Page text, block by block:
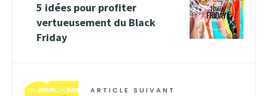
5 idées pour profiter
vertueusement du Black
Friday
ARTICLE SUIVANT